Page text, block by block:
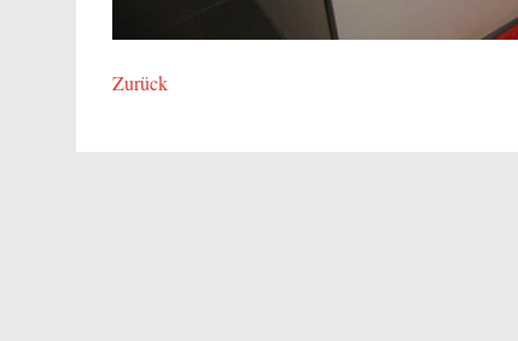
Zurück